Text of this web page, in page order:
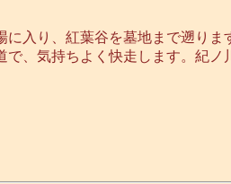
入り、紅葉谷を墓地まで遡りま
、気持ちよく快走します。紀ノ